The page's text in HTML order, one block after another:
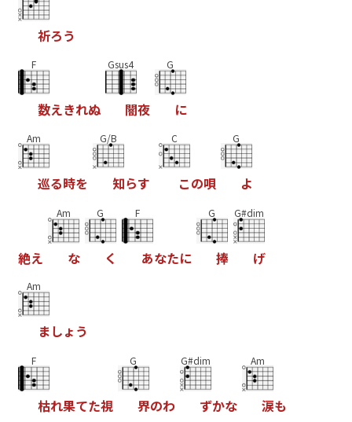
祈ろう
F
数えきれぬ
Gsus4
闇夜
G
に
Am
巡る時を
G/B
知らす
C
この唄
G
よ
絶え
Am
な
G
く
F
あなたに
G
捧
G#dim
げ
Am
ましょ う
F
枯れ果てた視
G
界のわ
G#dim
ずかな
Am
涙も